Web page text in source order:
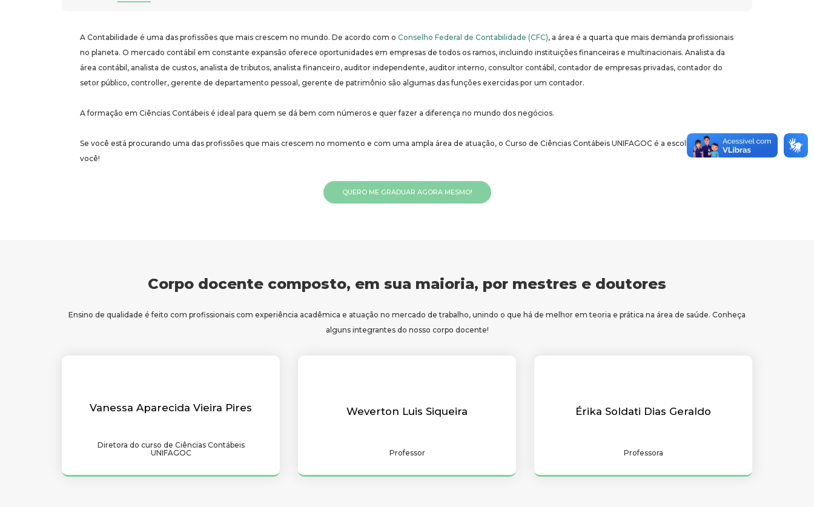
A Contabilidade é uma das profissões que mais crescem no mundo. De acordo com o Conselho Federal de Contabilidade (CFC), a área é a quarta que mais demanda profissionais
no planeta. O mercado contábil em constante expansão oferece oportunidades em empresas de todos os ramos, incluindo instituições financeiras e multinacionais. Analista da
área contábil, analista de custos, analista de tributos, analista financeiro, auditor independente, auditor interno, consultor contábil, contador de empresas privadas, contador do
setor público, controller, gerente de departamento pessoal, gerente de patrimônio são algumas das funções exercidas por um contador.
A formação em Ciências Contábeis é ideal para quem se dá bem com números e quer fazer a diferença no mundo dos negócios.
Se você está procurando uma das profissões que mais crescem no momento e com uma ampla área de atuação, o Curso de Ciências Contábeis UNIFAGOC é a escolha certa para
você!
QUERO ME GRADUAR AGORA MESMO!
Corpo docente composto, em sua maioria, por mestres e doutores
Ensino de qualidade é feito com profissionais com experiência acadêmica e atuação no mercado de trabalho, unindo o que há de melhor em teoria e prática na área de saúde. Conheça
alguns integrantes do nosso corpo docente!
Vanessa Aparecida Vieira Pires
Diretora do curso de Ciências Contábeis
UNIFAGOC
Weverton Luis Siqueira
Professor
Érika Soldati Dias Geraldo
Professora